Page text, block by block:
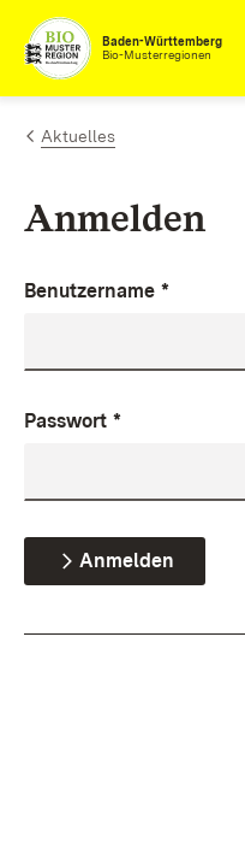
Zum Inhalt springen
Baden-Württemberg
Bio-Musterregionen
Aktuelles
Anmelden
Benutzername *
Passwort *
Anmelden